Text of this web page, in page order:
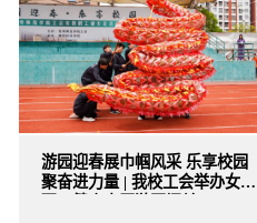
游园迎春展巾帼风采 乐享校园
聚奋进力量 | 我校工会举办女教